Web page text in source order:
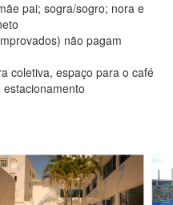
pai; sogra/sogro; nora e
não pagam
coletiva, espaço para o café